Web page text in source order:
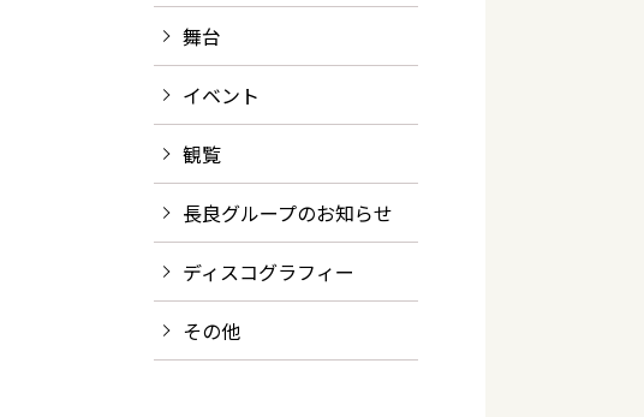
舞台
イベント
観覧
長良グループのお知らせ
ディスコグラフィー
その他